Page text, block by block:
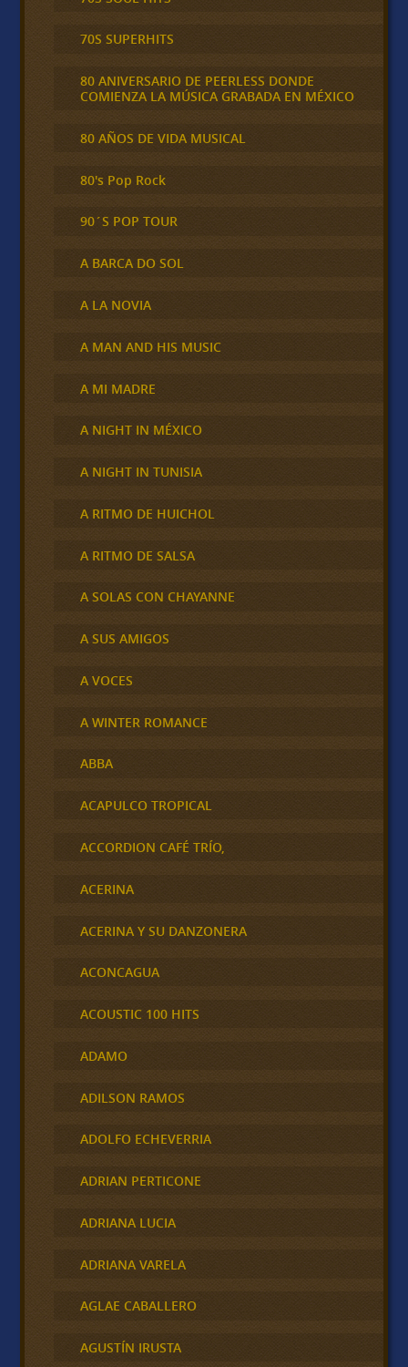
70S SUPERHITS
80 ANIVERSARIO DE PEERLESS DONDE
COMIENZA LA MÚSICA GRABADA EN MÉXICO
80 AÑOS DE VIDA MUSICAL
80's Pop Rock
90´S POP TOUR
A BARCA DO SOL
A LA NOVIA
A MAN AND HIS MUSIC
A MI MADRE
A NIGHT IN MÉXICO
A NIGHT IN TUNISIA
A RITMO DE HUICHOL
A RITMO DE SALSA
A SOLAS CON CHAYANNE
A SUS AMIGOS
A VOCES
A WINTER ROMANCE
ABBA
ACAPULCO TROPICAL
ACCORDION CAFÉ TRÍO,
ACERINA
ACERINA Y SU DANZONERA
ACONCAGUA
ACOUSTIC 100 HITS
ADAMO
ADILSON RAMOS
ADOLFO ECHEVERRIA
ADRIAN PERTICONE
ADRIANA LUCIA
ADRIANA VARELA
AGLAE CABALLERO
AGUSTÍN IRUSTA